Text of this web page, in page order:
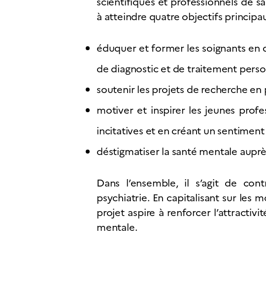
à atteindre quatre objectifs
éduquer et former les soignants en
de diagnostic et de traitement
soutenir les projets de recherche
motiver et inspirer les jeunes
incitatives et en créant un
déstigmatiser la santé mentale
Dans l’ensemble, il s’agit de
psychiatrie. En capitalisant sur les
projet aspire à renforcer
mentale.